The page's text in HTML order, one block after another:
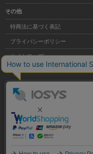
その他
特商法に基づく表記
プライバシーポリシー
サイトマップ
Copyright © 株式